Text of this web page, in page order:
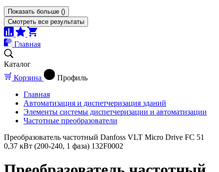
Показать больше ()
Смотреть все результаты
Главная
Каталог
Корзина
Профиль
Главная
Автоматизация и диспетчеризация зданий
Элементы системы диспетчеризации и автоматизации
Частотные преобразователи
Преобразователь частотный Danfoss VLT Micro Drive FC 51
0,37 кВт (200-240, 1 фаза) 132F0002